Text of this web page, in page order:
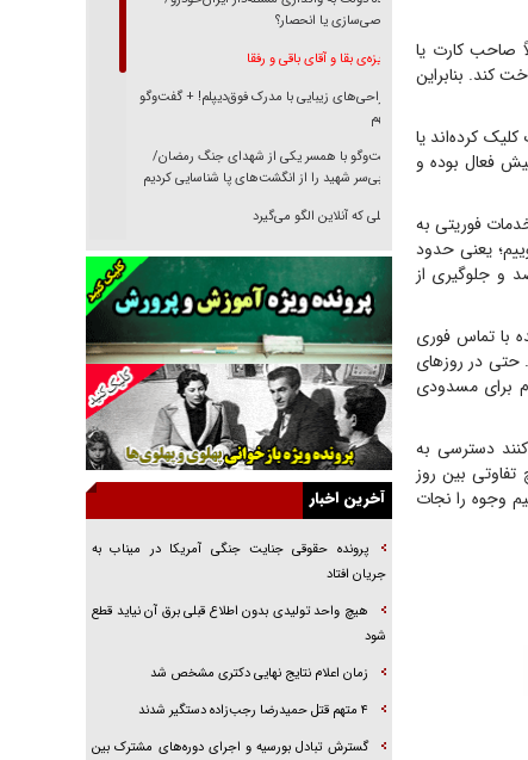
صاحب کارت یا
کند. بنابراین
کرده‌اند یا
برداشت شده است. شماره ۰۹۶۳۸۰ از سال‌ها پیش فعال بوده و
فوریتی به
یعنی حدود
و جلوگیری از
از وجوه سرقت‌شده با تماس فوری
حتی در روزهای
برای مسدودی
دسترسی به
بین روز
وجوه را نجات
خصوصی‌سازی یا انحصار؟
غریزه‌ی بقا و آقای باقی و رفقا
جراحی‌های زیبایی با مدرک فوق‌دیپلم! + گفت‌وگو
با متهم
گفت‌وگو با همسر یکی از شهدای جنگ رمضان/
پیکر بی‌سر شهید را از انگشت‌های پا شناسایی کردیم
نسلی که آنلاین الگو می‌گیرد
گفت‌وگو با آیت‌الله جاودان/ جفای مخالفان مکانت
معنوی رهبر شهید را ارتقا می‌داد
راننده مست به قانون می‌خندد
همه آقای دوربینی شده‌ایم!
قصه ناتمام سرویس مدارس
آیا مقاومت فلسطین خلع‌سلاح می‌شود؟
الگوی وحدت‌آفرین در ادراک سیاست خارجی
گفتگوی دکتر اخوان مدیرمسئول روزنامه جوان با
امام حسین (ع) کشته سیرت‌های عصر جاهلی شد
فریاد‌ها و ناله‌های دوستان مبارزدلم را آتش می‌زد
آخرین اخبار
پرونده حقوقی جنایت جنگی آمریکا در میناب به
جریان افتاد
هیچ واحد تولیدی بدون اطلاع قبلی برق آن نیاید قطع
شود
زمان اعلام نتایج نهایی دکتری مشخص شد
۴ متهم قتل حمیدرضا رجب‌زاده دستگیر شدند
گسترش تبادل بورسیه و اجرای دوره‌های مشترک بین